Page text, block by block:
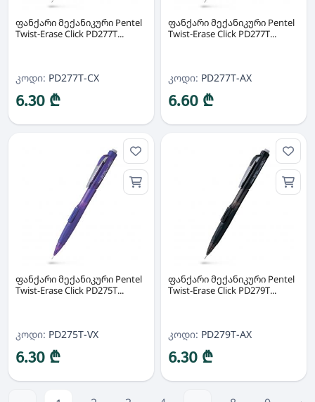
ფანქარი მექანიკური Pentel
Twist-Erase Click PD277T...
კოდი: PD277T-CX
6.30 ₾
ფანქარი მექანიკური Pentel
Twist-Erase Click PD277T...
კოდი: PD277T-AX
6.60 ₾
ფანქარი მექანიკური Pentel
Twist-Erase Click PD275T...
კოდი: PD275T-VX
6.30 ₾
ფანქარი მექანიკური Pentel
Twist-Erase Click PD279T...
კოდი: PD279T-AX
6.30 ₾